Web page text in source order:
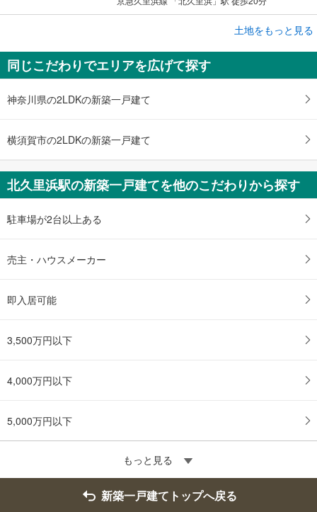
横須賀市根岸町2丁目
4,880万円
未定
建物面積 -
土地をもっと見る
同じこだわりでエリアを広げて探す
神奈川県の2LDKの新築一戸建て
横須賀市の2LDKの新築一戸建て
北久里浜駅の新築一戸建てを他のこだわりから探す
駐車場が2台以上ある
売主・ハウスメーカー
即入居可能
3,500万円以下
4,000万円以下
5,000万円以下
もっと見る
新築一戸建てトップへ戻る